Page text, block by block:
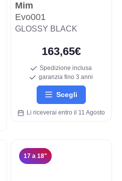
Mim
Evo001
GLOSSY BLACK
163,65€
Spedizione inclusa
garanzia fino 3 anni
Scegli
Li riceverai entro il 11 Agosto
17 a 18"